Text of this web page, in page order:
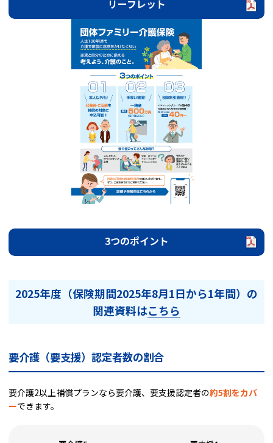
リーフレット
3つのポイント
2025年度（保険期間2025年8月1日から1年間）の
関連資料はこちら
要介護（要支援）認定者数の割合
要介護2以上補償プランなら要介護、要支援認定者の約5割をカバ
ーできます。